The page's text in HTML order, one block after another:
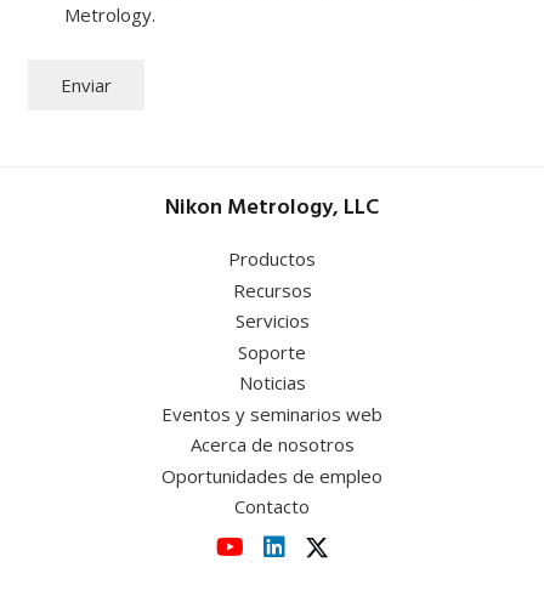
Metrology.
Enviar
Nikon Metrology, LLC
Productos
Recursos
Servicios
Soporte
Noticias
Eventos y seminarios web
Acerca de nosotros
Oportunidades de empleo
Contacto